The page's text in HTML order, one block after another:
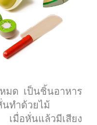
มด เป็นชิ้นอาหาร
ทำด้วยไม้
มื่อหั่นแล้วมีเสียง